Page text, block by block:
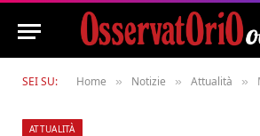
SEI SU: Home » Notizie » Attualità »
ATTUALITÀ